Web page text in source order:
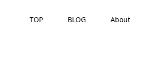
TOP BLOG About